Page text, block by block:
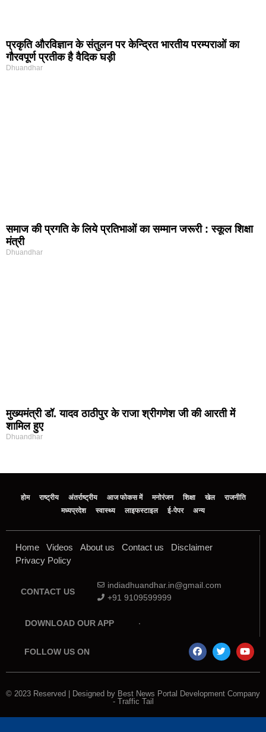
प्रकृति और‍विज्ञान के संतुलन पर केन्द्रित भारतीय परम्पराओं का
गौरवपूर्ण प्रतीक है वैदिक घड़ी
Dhuandhar
समाज की प्रगति के लिये प्रतिभाओं का सम्मान जरूरी : स्कूल शिक्षा
मंत्री
Dhuandhar
मुख्यमंत्री डॉ. यादव ठाठीपुर के राजा श्रीगणेश जी की आरती में
शामिल हुए
Dhuandhar
होम राष्ट्रीय अंतर्राष्ट्रीय आज फोकस में मनोरंजन शिक्षा खेल
राजनीति
मध्‍यप्रदेश
स्वास्थ्य लाइफस्टाइल ई-पेपर अन्य
Home Videos About us Contact us
Disclaimer
Privacy Policy
CONTACT US
indiadhuandhar.in@gmail.com
+91 9109599999
DOWNLOAD OUR APP
FOLLOW US ON
© 2023 Reserved | Designed by Best News Portal Development Company
- Traffic Tail